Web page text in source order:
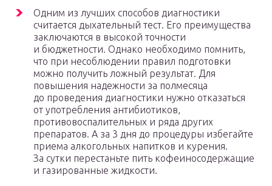
Одним из лучших способов диагностики
считается дыхательный тест. Его преимущества
заключаются в высокой точности
и бюджетности. Однако необходимо помнить,
что при несоблюдении правил подготовки
можно получить ложный результат. Для
повышения надежности за полмесяца
до проведения диагностики нужно отказаться
от употребления антибиотиков,
противовоспалительных и ряда других
препаратов. А за 3 дня до процедуры избегайте
приема алкогольных напитков и курения.
За сутки перестаньте пить кофеиносодержащие
и газированные жидкости.